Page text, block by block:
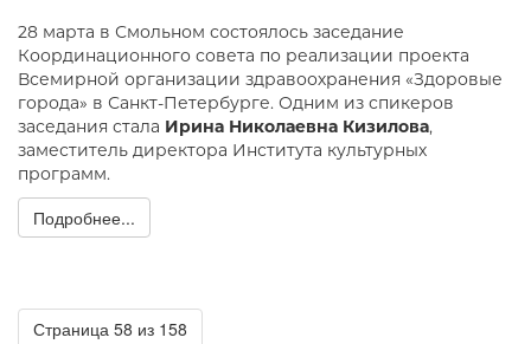
28 марта в Смольном состоялось заседание
Координационного совета по реализации проекта
Всемирной организации здравоохранения «Здоровые
города» в Санкт-Петербурге. Одним из спикеров
заседания стала Ирина Николаевна Кизилова,
заместитель директора Института культурных
программ.
Подробнее...
Страница 58 из 158